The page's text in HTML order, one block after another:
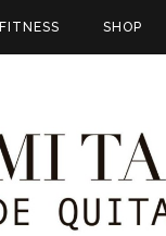
FITNESS SHOP